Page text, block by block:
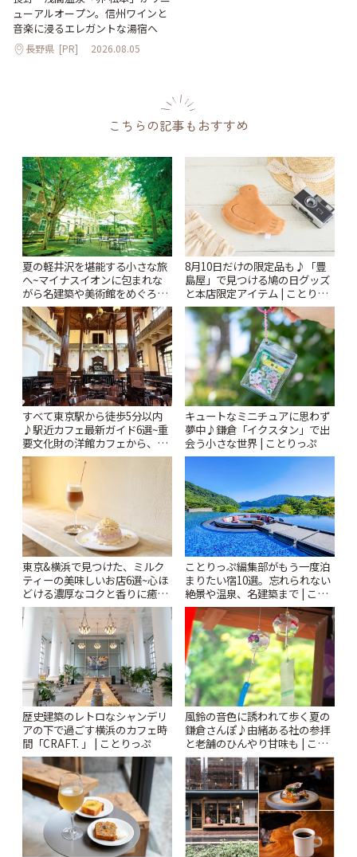
ューアルオープン。信州ワインと
音楽に浸るエレガントな湯宿へ
長野県 [PR] 2026.08.05
こちらの記事もおすすめ
夏の軽井沢を堪能する小さな旅
へ~マイナスイオンに包まれな
がら名建築や美術館をめぐろう
~ | ことりっぷ
8月10日だけの限定品も♪「豊
島屋」で見つける鳩の日グッズ
と本店限定アイテム | ことりっ
ぷ
すべて東京駅から徒歩5分以内
♪駅近カフェ最新ガイド6選~重
要文化財の洋館カフェから、改
札すぐのレトロ喫茶まで~ | こと
りっぷ
キュートなミニチュアに思わず
夢中♪鎌倉「イクスタン」で出
会う小さな世界 | ことりっぷ
東京&横浜で見つけた、ミルク
ティーの美味しいお店6選~心ほ
どける濃厚なコクと香りに癒や
されるティータイム~ | ことりっ
ぷ
ことりっぷ編集部がもう一度泊
まりたい宿10選。忘れられない
絶景や温泉、名建築まで | こと
りっぷ
歴史建築のレトロなシャンデリ
アの下で過ごす横浜のカフェ時
間「CRAFT. 」 | ことりっぷ
風鈴の音色に誘われて歩く夏の
鎌倉さんぽ♪由緒ある社の参拝
と老舗のひんやり甘味も | こと
りっぷ